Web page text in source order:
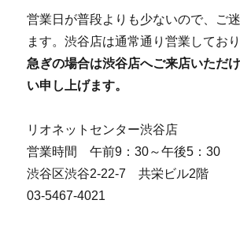
営業日が普段よりも少ないので、ご
ます。渋谷店は通常通り営業しており
急ぎの場合は渋谷店へご来店いただ
い申し上げます。
リオネットセンター渋谷店
営業時間 午前9：30～午後5：30
渋谷区渋谷2-22-7 共栄ビル2階
03-5467-4021